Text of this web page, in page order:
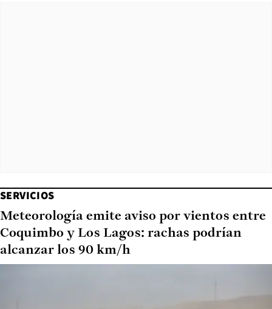
SERVICIOS
Meteorología emite aviso por vientos entre
Coquimbo y Los Lagos: rachas podrían
alcanzar los 90 km/h